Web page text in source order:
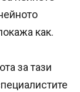
как.
за тази